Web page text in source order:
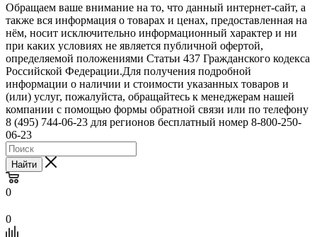
Обращаем ваше внимание на то, что данный интернет-сайт, а
также вся информация о товарах и ценах, предоставленная на
нём, носит исключительно информационный характер и ни
при каких условиях не является публичной офертой,
определяемой положениями Статьи 437 Гражданского кодекса
Российской Федерации.Для получения подробной
информации о наличии и стоимости указанных товаров и
(или) услуг, пожалуйста, обращайтесь к менеджерам нашей
компании с помощью формы обратной связи или по телефону
8 (495) 744-06-23 для регионов бесплатный номер 8-800-250-
06-23
Найти
0
0